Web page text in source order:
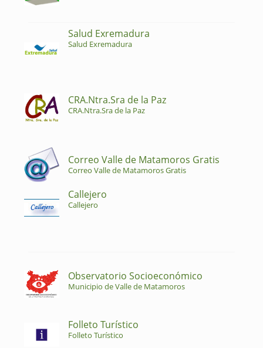
Salud Exremadura
Salud Exremadura
CRA.Ntra.Sra de la Paz
CRA.Ntra.Sra de la Paz
Correo Valle de Matamoros Gratis
Correo Valle de Matamoros Gratis
Callejero
Callejero
Observatorio Socioeconómico
Municipio de Valle de Matamoros
Folleto Turístico
Folleto Turístico